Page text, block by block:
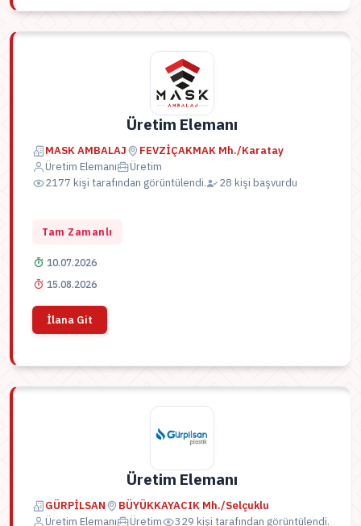
Üretim Elemanı
MASK AMBALAJ
FEVZİÇAKMAK Mh./Karatay
Üretim Elemanı
Üretim
2177 kişi tarafından görüntülendi.
28 kişi başvurdu
Tam Zamanlı
10.07.2026
15.08.2026
İlana Git
Üretim Elemanı
GÜRPİLSAN
BÜYÜKKAYACIK Mh./Selçuklu
Üretim Elemanı
Üretim 329 kişi tarafından görüntülendi.